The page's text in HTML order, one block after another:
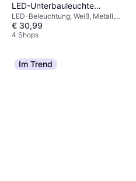
LED-Unterbauleuchte
Tischbeleuchtung
LED-Beleuchtung, Weiß, Metall,
IP-Schutzart: IP20
€ 30,99
4 Shops
Im Trend